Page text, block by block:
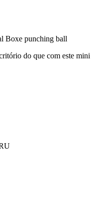
Boxe punching ball
do que com este mini